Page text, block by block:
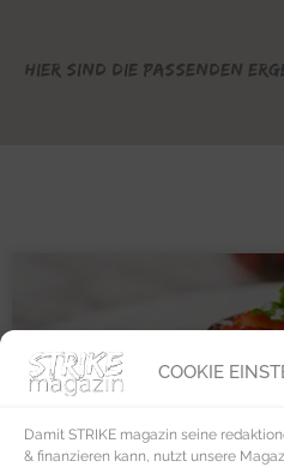
COOKIE
Damit STRIKE magazin seine
& finanzieren kann, nutzt unsere
Hier sind die passenden